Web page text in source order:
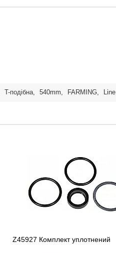
T-подібна, 540mm, FARMING, Line
Z45927 Комплект уплотнений